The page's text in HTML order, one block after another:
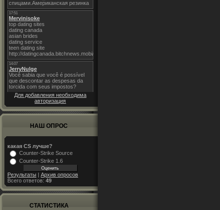
Для добавления необходима
авторизация
НАШ ОПРОС
какая CS лучше?
Counter-Strike Source
Counter-Strike 1.6
Результаты | Архив опросов
Всего ответов: 49
СТАТИСТИКА